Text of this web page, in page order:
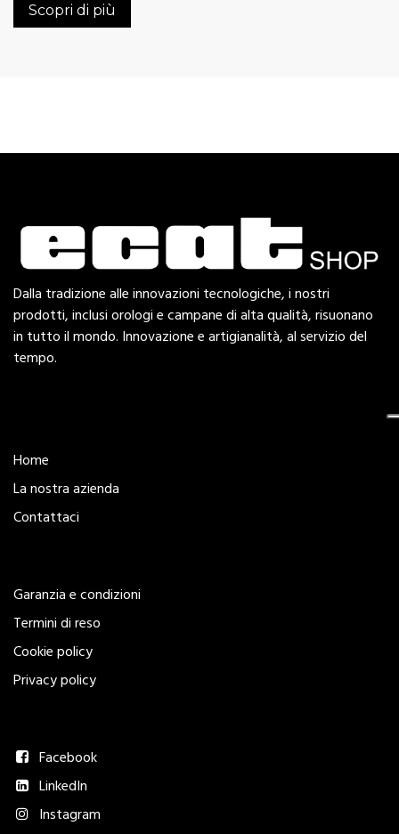
Scopri di più
Dalla tradizione alle innovazioni tecnologiche, i nostri
prodotti, inclusi orologi e campane di alta qualità, risuonano
in tutto il mondo. Innovazione e artigianalità, al servizio del
tempo.
Home
La nostra azienda
Contattaci
Garanzia e condizioni
Termini di reso
Cookie policy
Privacy policy
Facebook
LinkedIn
Instagram